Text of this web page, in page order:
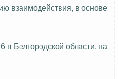
взаимодействия, в основе
в Белгородской области, на